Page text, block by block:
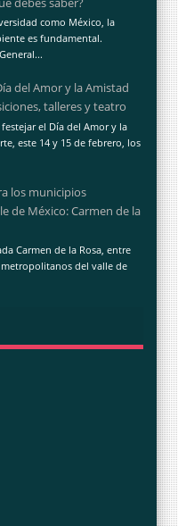
como México, la
es fundamental.
del Amor y la Amistad
talleres y teatro
el Día del Amor y la
este 14 y 15 de febrero, los
los municipios
de México: Carmen de la
Carmen de la Rosa, entre
del valle de